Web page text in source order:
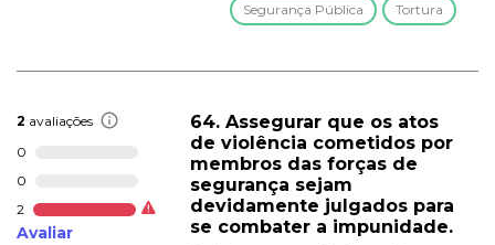
Segurança Pública Tortura
2 avaliações
0
0
2
Avaliar
64. Assegurar que os atos
de violência cometidos por
membros das forças de
segurança sejam
devidamente julgados para
se combater a impunidade.